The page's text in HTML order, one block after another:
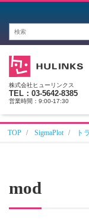
株式会社ヒューリンクス
TEL：03-5642-8385
営業時間：9:00-17:30
TOP SigmaPlot ト
mod